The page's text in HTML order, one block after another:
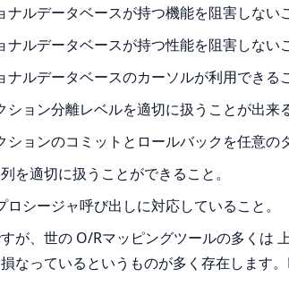
ナルデータベースが持つ機能を阻害しない
ナルデータベースが持つ性能を阻害しない
ナルデータベースのカーソルが利用できる
ション分離レベルを適切に扱うことが出来
ションのコミットとロールバックを任意の
を適切に扱うことができること。
ロシージャ呼び出しに対応していること。
が、世の O/Rマッピングツールの多くは
なっているというものが多く存在します